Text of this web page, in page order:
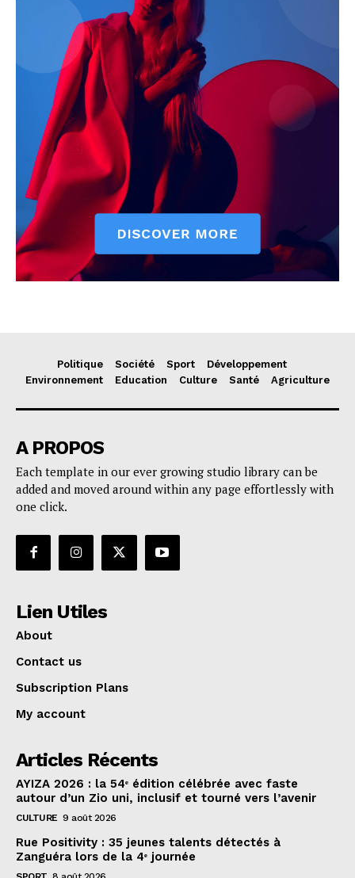
Politique Société Sport
Développement
Environnement
Education Culture Santé Agriculture
A PROPOS
Each template in our ever growing studio library can be
added and moved around within any page effortlessly with
one click.
Lien Utiles
About
Contact us
Subscription Plans
My account
Articles Récents
AYIZA 2026 : la 54ᵉ édition célébrée avec faste
autour d’un Zio uni, inclusif et tourné vers l’avenir
CULTURE 9 août 2026
Rue Positivity : 35 jeunes talents détectés à
Zanguéra lors de la 4ᵉ journée